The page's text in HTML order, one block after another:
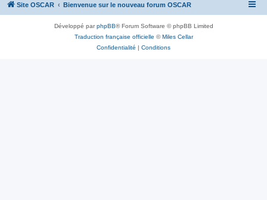
Site OSCAR Bienvenue sur le nouveau forum OSCAR
Développé parphpBB® Forum Software © phpBB Limited
Traduction française officielle ©Miles Cellar
Confidentialité | Conditions